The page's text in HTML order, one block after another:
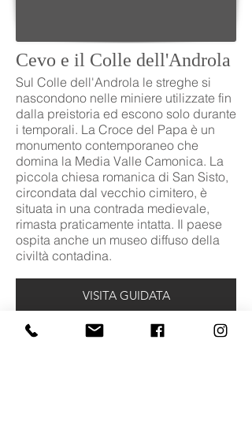
Cevo e il Colle dell'Androla
Sul Colle dell'Androla le streghe si
nascondono nelle miniere utilizzate fin
dalla preistoria ed escono solo durante
i temporali. La Croce del Papa è un
monumento contemporaneo che
domina la Media Valle Camonica. La
piccola chiesa romanica di San Sisto,
circondata dal vecchio cimitero, è
situata in una contrada medievale,
rimasta praticamente intatta. Il paese
ospita anche un museo diffuso della
civiltà contadina.
VISITA GUIDATA